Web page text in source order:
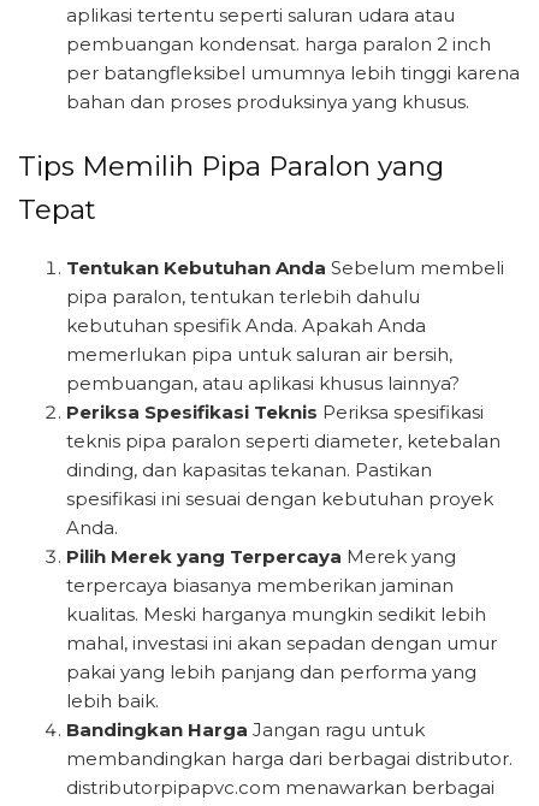
aplikasi tertentu seperti saluran udara atau
pembuangan kondensat. harga paralon 2 inch
per batangfleksibel umumnya lebih tinggi karena
bahan dan proses produksinya yang khusus.
Tips Memilih Pipa Paralon yang
Tepat
Tentukan Kebutuhan Anda Sebelum membeli
pipa paralon, tentukan terlebih dahulu
kebutuhan spesifik Anda. Apakah Anda
memerlukan pipa untuk saluran air bersih,
pembuangan, atau aplikasi khusus lainnya?
Periksa Spesifikasi Teknis Periksa spesifikasi
teknis pipa paralon seperti diameter, ketebalan
dinding, dan kapasitas tekanan. Pastikan
spesifikasi ini sesuai dengan kebutuhan proyek
Anda.
Pilih Merek yang Terpercaya Merek yang
terpercaya biasanya memberikan jaminan
kualitas. Meski harganya mungkin sedikit lebih
mahal, investasi ini akan sepadan dengan umur
pakai yang lebih panjang dan performa yang
lebih baik.
Bandingkan Harga Jangan ragu untuk
membandingkan harga dari berbagai distributor.
distributorpipapvc.com menawarkan berbagai